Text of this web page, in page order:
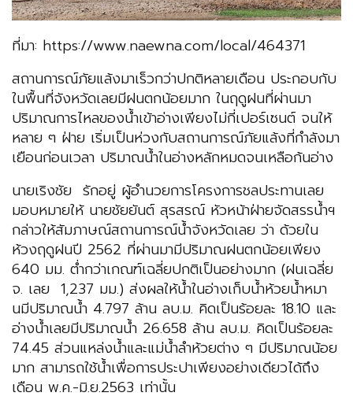
ที่มา: https://www.naewna.com/local/464371
สถานการณ์ภัยแล้งมาเร็วกว่าปกติหลายเดือน ประกอบกับ
ในพื้นที่จังหวัดเลยมีฝนตกน้อยมาก ในฤดูฝนที่ผ่านมา
ปริมาณการไหลของน้ำเข้าอ่างเพียงไม่กี่เปอร์เซนต์ จนให้
หลาย ๆ ฝ่าย เริ่มเป็นห่วงกับสถานการณ์ภัยแล้งที่กำลังมา
เยือนก่อนเวลา ปริมาณน้ำในอ่างหลักหมดจนเหลือก้นอ่าง
นายเริงชัย รักอยู่ ผู้อำนวยการโครงการชลประทานเลย
มอบหมายให้ นายชัยยันต์ สุรสรณ์ หัวหน้าฝ่ายจัดสรรน้ำฯ
กล่าวให้สัมภาษณ์สถานการณ์น้ำจังหวัดเลย ว่า ด้วยใน
ห้วงฤดูฝนปี 2562 ที่ผ่านมามีปริมาณฝนตกน้อยเพียง
640 มม. ต่ำกว่าเกณฑ์เฉลี่ยปกติเป็นอย่างมาก (ฝนเฉลี่ย
จ. เลย 1,237 มม.) ส่งผลให้น้ำในอ่างเก็บน้ำห้วยน้ำหมา
นมีปริมาณน้ำ 4.797 ล้าน ลบ.ม. คิดเป็นร้อยละ 18.10 และ
อ่างน้ำเลยมีปริมาณน้ำ 26.658 ล้าน ลบ.ม. คิดเป็นร้อยละ
74.45 ส่วนแหล่งน้ำและแม่น้ำลำห้วยต่าง ๆ มีปริมาณน้อย
มาก สามารถใช้น้ำเพื่อการประปาเพียงอย่างเดียวได้ถึง
เดือน พ.ค.-มิ.ย.2563 เท่านั้น